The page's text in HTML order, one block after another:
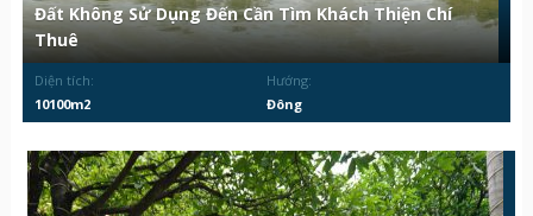
Đất Không Sử Dụng Đến Cần Tìm Khách Thiện Chí
Thuê
Diện tích:
10100m2
Hướng:
Đông